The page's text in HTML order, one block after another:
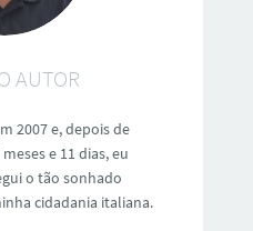
AUTOR
2007 e, depois de
e 11 dias, eu
o tão sonhado
cidadania italiana.